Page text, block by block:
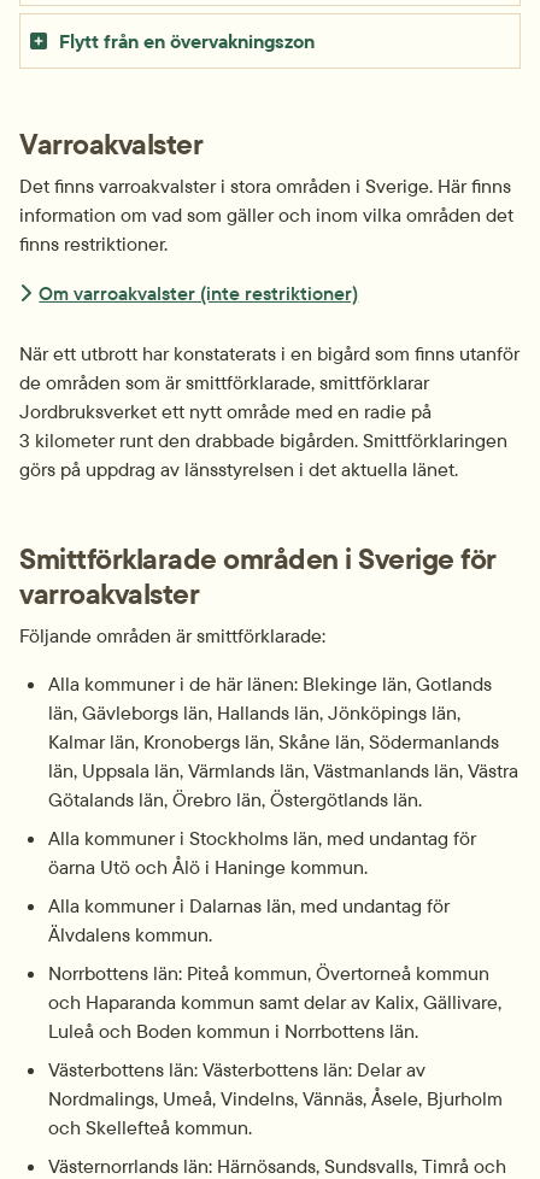
Flytt från en övervakningszon
Varroakvalster
Det finns varroakvalster i stora områden i Sverige. Här finns
information om vad som gäller och inom vilka områden det
finns restriktioner.
Om varroakvalster (inte restriktioner)
När ett utbrott har konstaterats i en bigård som finns utanför
de områden som är smitt­förklarade, smittförklarar
Jordbruksverket ett nytt område med en radie på
3 kilometer runt den drabbade bigården. Smittförklaringen
görs på uppdrag av länsstyrelsen i det aktuella länet.
Smittförklarade områden i Sverige för
varroakvalster
Följande områden är smittförklarade:
Alla kommuner i de här länen: Blekinge län, Gotlands
län, Gävleborgs län, Hallands län, Jönköpings län,
Kalmar län, Kronobergs län, Skåne län, Södermanlands
län, Uppsala län, Värmlands län, Västmanlands län, Västra
Götalands län, Örebro län, Östergötlands län.
Alla kommuner i Stockholms län, med undantag för
öarna Utö och Ålö i Haninge kommun.
Alla kommuner i Dalarnas län, med undantag för
Älvdalens kommun.
Norrbottens län: Piteå kommun, Övertorneå kommun
och Haparanda kommun samt delar av Kalix, Gällivare,
Luleå och Boden kommun i Norrbottens län.
Västerbottens län: Västerbottens län: Delar av
Nordmalings, Umeå, Vindelns, Vännäs, Åsele, Bjurholm
och Skellefteå kommun.
Västernorrlands län: Härnösands, Sundsvalls, Timrå och